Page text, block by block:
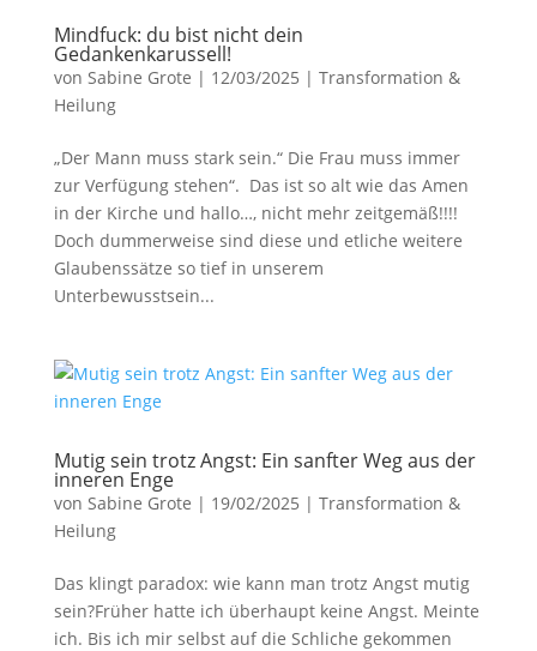
Mindfuck: du bist nicht dein
Gedankenkarussell!
von Sabine Grote | 12/03/2025 | Transformation &
Heilung
„Der Mann muss stark sein.“ Die Frau muss immer
zur Verfügung stehen“. Das ist so alt wie das Amen
in der Kirche und hallo…, nicht mehr zeitgemäß!!!!
Doch dummerweise sind diese und etliche weitere
Glaubenssätze so tief in unserem
Unterbewusstsein...
Mutig sein trotz Angst: Ein sanfter Weg aus der
inneren Enge
von Sabine Grote | 19/02/2025 | Transformation &
Heilung
Das klingt paradox: wie kann man trotz Angst mutig
sein?Früher hatte ich überhaupt keine Angst. Meinte
ich. Bis ich mir selbst auf die Schliche gekommen